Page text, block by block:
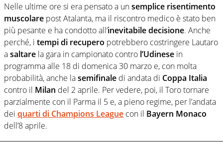
Nelle ultime ore si era pensato a unsemplice risentimento
muscolare post Atalanta, ma il riscontro medico è stato ben
più pesante e ha condotto all’inevitabiledecisione. Anche
perché, i tempi di recupero potrebbero costringere Lautaro
asaltare la gara in campionato contro l’Udinese in
programma alle 18 di domenica 30 marzo e, con molta
probabilità, anche lasemifinale di andata di Coppa Italia
contro il Milan del 2 aprile. Per vedere, poi, il Toro tornare
parzialmente con il Parma il 5 e, a pieno regime, per l’andata
dei quarti di Champions League con il Bayern Monaco
dell’8 aprile.